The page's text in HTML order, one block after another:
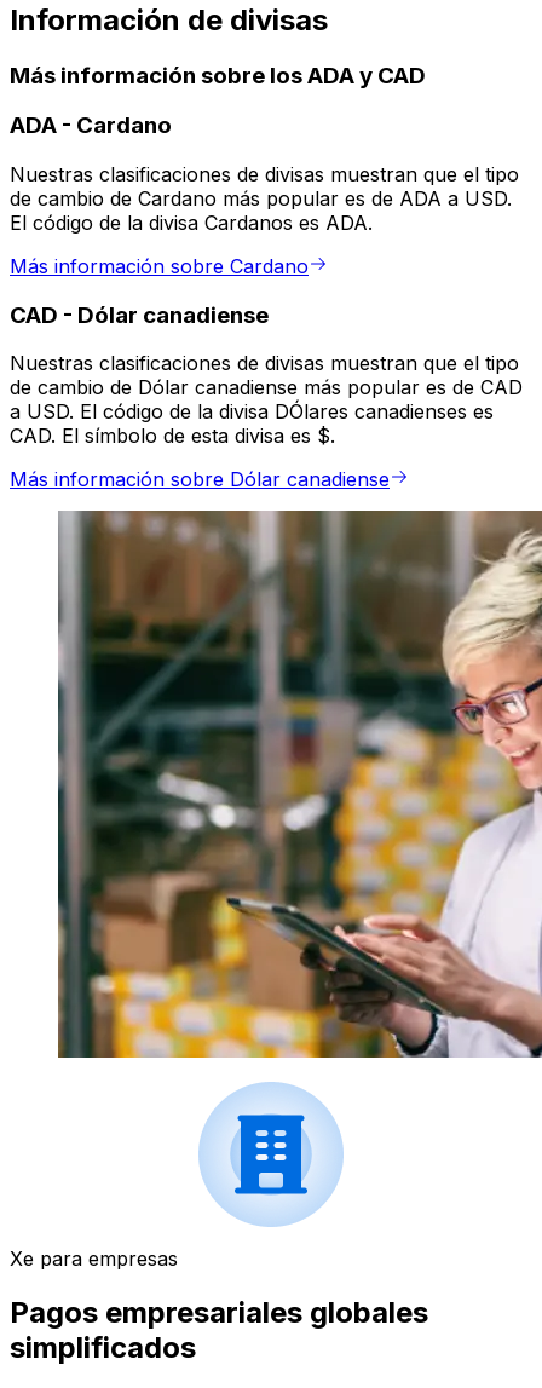
Información de divisas
Más información sobre los ADA y CAD
ADA - Cardano
Nuestras clasificaciones de divisas muestran que el tipo
de cambio de Cardano más popular es de ADA a USD.
El código de la divisa Cardanos es ADA.
Más información sobre Cardano
CAD - Dólar canadiense
Nuestras clasificaciones de divisas muestran que el tipo
de cambio de Dólar canadiense más popular es de CAD
a USD. El código de la divisa DÓlares canadienses es
CAD. El símbolo de esta divisa es $.
Más información sobre Dólar canadiense
Xe para empresas
Pagos empresariales globales
simplificados